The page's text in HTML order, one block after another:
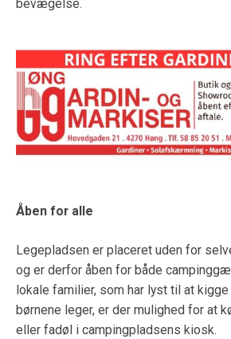
bevægelse.
Åben for alle
Legepladsen er placeret uden for
og er derfor åben for både
lokale familier, som har lyst til at
børnene leger, er der mulighed for at
eller fadøl i campingpladsens kiosk.